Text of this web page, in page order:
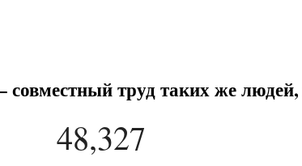
труд таких же
48,327